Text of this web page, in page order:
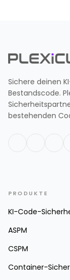
Sichere deinen
Bestandscode.
bestehenden
PRODUKTE
KI-Code-
ASPM
CSPM
Container-